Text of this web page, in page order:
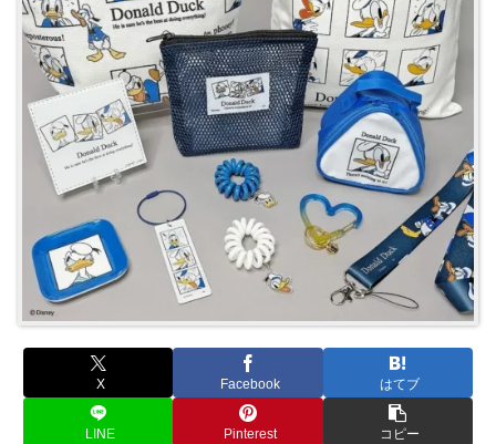
X Facebook はてブ
LINE Pinterest コピー